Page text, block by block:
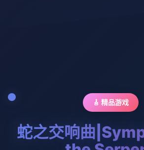
🎸 精品游戏
蛇之交响曲